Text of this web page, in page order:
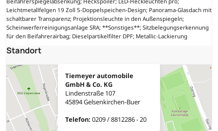
Leichtmetallfelgen 19 Zoll 5-Doppelspeichen-Design; Panorama-Glasdach mit
schaltbarer Transparenz; Projektionsleuchte in den Außenspiegeln;
Scheinwerferreinigungsanlage SRA; **Sonstiges**; Sitzbelegungserkennung
für den Beifahrerairbag; Dieselpartikelfilter DPF; Metallic-Lackierung
Standort
Tiemeyer automobile
GmbH & Co. KG
Lindenstraße 107
45894 Gelsenkirchen-Buer
Telefon: 0209 / 8812286 - 20